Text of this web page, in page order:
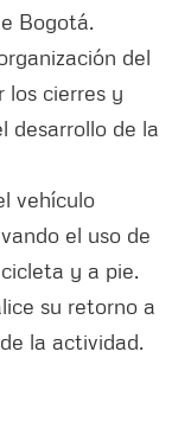
Bogotá.
del
los cierres y
desarrollo de la
vehículo
el uso de
y a pie.
su retorno a
la actividad.